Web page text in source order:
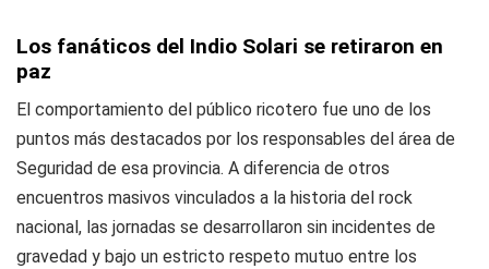
Los fanáticos del Indio Solari se retiraron en
paz
El comportamiento del público ricotero fue uno de los
puntos más destacados por los responsables del área de
Seguridad de esa provincia. A diferencia de otros
encuentros masivos vinculados a la historia del rock
nacional, las jornadas se desarrollaron sin incidentes de
gravedad y bajo un estricto respeto mutuo entre los